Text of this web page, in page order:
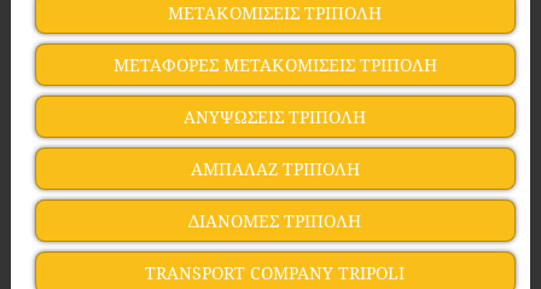
ΜΕΤΑΚΟΜΙΣΕΙΣ ΤΡΙΠΟΛΗ
ΜΕΤΑΦΟΡΕΣ ΜΕΤΑΚΟΜΙΣΕΙΣ ΤΡΙΠΟΛΗ
ΑΝΥΨΩΣΕΙΣ ΤΡΙΠΟΛΗ
ΑΜΠΑΛΑΖ ΤΡΙΠΟΛΗ
ΔΙΑΝΟΜΕΣ ΤΡΙΠΟΛΗ
TRANSPORT COMPANY TRIPOLI